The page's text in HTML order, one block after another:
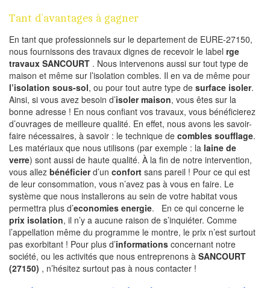
Tant d’avantages à gagner
En tant que professionnels sur le departement de EURE-27150,
nous fournissons des travaux dignes de recevoir le label rge
travaux SANCOURT . Nous intervenons aussi sur tout type de
maison et même sur l’isolation combles. Il en va de même pour
l’isolation sous-sol, ou pour tout autre type de surface isoler.
Ainsi, si vous avez besoin d’isoler maison, vous êtes sur la
bonne adresse ! En nous confiant vos travaux, vous bénéficierez
d’ouvrages de meilleure qualité. En effet, nous avons les savoir-
faire nécessaires, à savoir : le technique de combles soufflage.
Les matériaux que nous utilisons (par exemple : la laine de
verre) sont aussi de haute qualité. À la fin de notre intervention,
vous allez bénéficierd’un confort sans pareil ! Pour ce qui est
de leur consommation, vous n’avez pas à vous en faire. Le
système que nous installerons au sein de votre habitat vous
permettra plus d’economies energie. En ce qui concerne le
prix isolation, il n’y a aucune raison de s’inquiéter. Comme
l’appellation même du programme le montre, le prix n’est surtout
pas exorbitant ! Pour plus d’informations concernant notre
société, ou les activités que nous entreprenons à SANCOURT
(27150) , n’hésitez surtout pas à nous contacter !